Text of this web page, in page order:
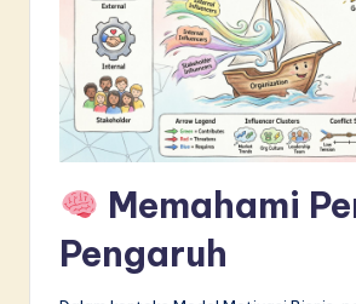
&
S
o
Memahami
Pengaruh